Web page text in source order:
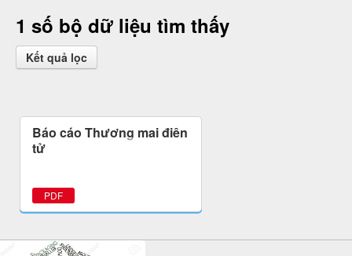
1 số bộ dữ liệu tìm thấy
Kết quả lọc
Báo cáo Thương mại điện
tử
PDF